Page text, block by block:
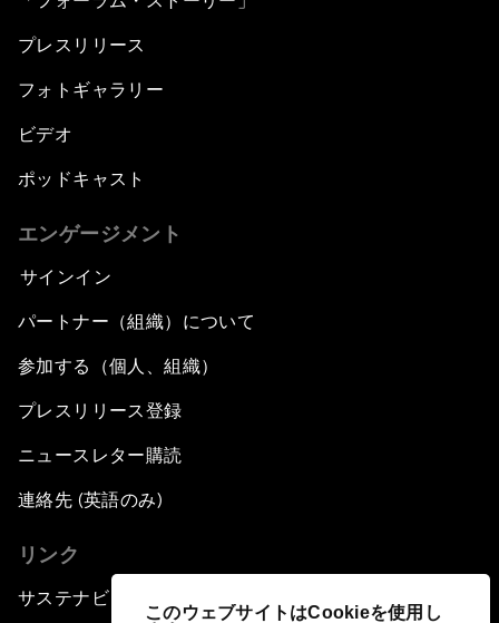
このウェブサイトはCookieを使用し
プレスリリース
フォトギャラリー
ビデオ
ポッドキャスト
エンゲージメント
サインイン
パートナー（組織）について
参加する（個人、組織）
プレスリリース登録
ニュースレター購読
連絡先 (英語のみ)
リンク
サステナビリティへの取り組み